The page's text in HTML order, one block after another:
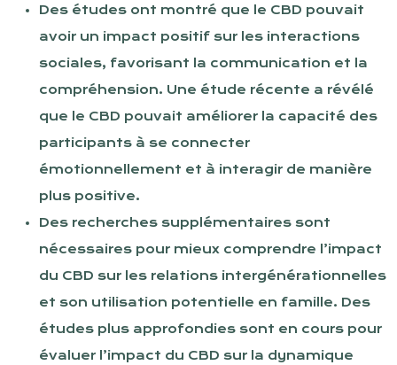
Des études ont montré que le CBD pouvait
avoir un impact positif sur les interactions
sociales, favorisant la communication et la
compréhension. Une étude récente a révélé
que le CBD pouvait améliorer la capacité des
participants à se connecter
émotionnellement et à interagir de manière
plus positive.
Des recherches supplémentaires sont
nécessaires pour mieux comprendre l’impact
du CBD sur les relations intergénérationnelles
et son utilisation potentielle en famille. Des
études plus approfondies sont en cours pour
évaluer l’impact du CBD sur la dynamique